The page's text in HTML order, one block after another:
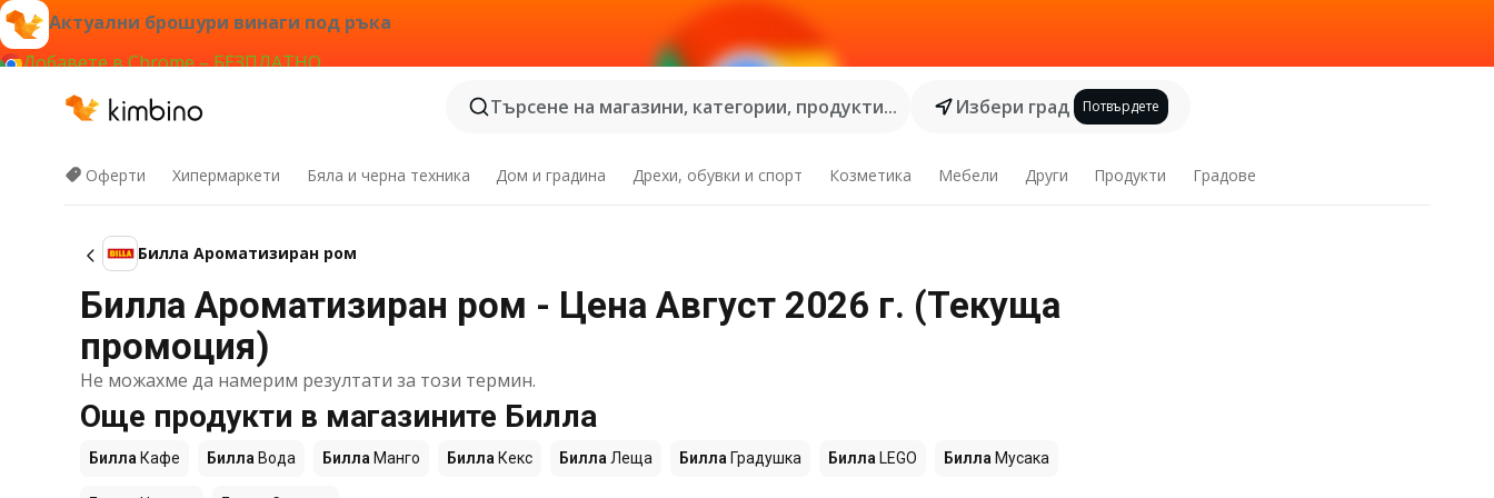
Актуални брошури винаги под ръка
Добавете в Chrome – БЕЗПЛАТНО
Търсене на магазини, категории, продукти...
Избери град Потвърдете
Оферти Хипермаркети Бяла и черна техника Дом и градина Дрехи, обувки и спорт Козметика Мебели Други Продукти Градове
Билла Ароматизиран ром
Билла Ароматизиран ром - Цена Август 2026 г. (Текуща
промоция)
Не можахме да намерим резултати за този термин.
Още продукти в магазините Билла
Билла Кафе Билла Вода Билла Манго Билла Кекс Билла Леща Билла Градушка Билла LEGO Билла Мусака